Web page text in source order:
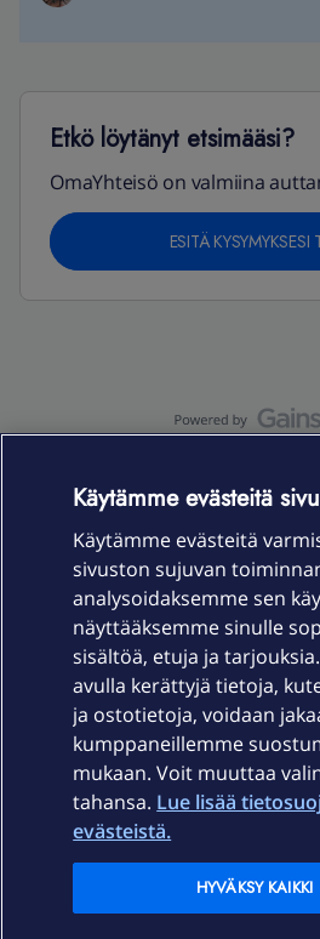
Etkö löytänyt etsimääsi?
OmaYhteisö on valmiina
ESITÄ KYSYMYKSESI
Laitteet & liittymät
Palvelut
Ajankohtaista
Elisa Oyj
Käytämme evästeitä
Käytämme evästeitä
sivuston sujuvan
analysoidaksemme sen
näyttääksemme sinulle
sisältöä, etuja ja
avulla kerättyjä tietoja,
ja ostotietoja, voidaan
kumppaneillemme
mukaan. Voit muuttaa
tahansa. Lue lisää
evästeistä.
HYVÄKSY KAIKKI